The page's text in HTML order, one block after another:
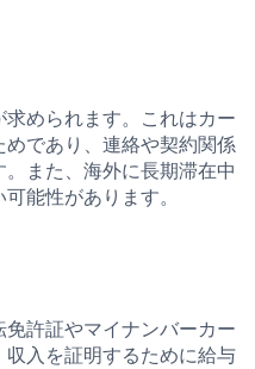
求められます。これはカー
めであり、連絡や契約関係
また、海外に長期滞在中
能性があります。
免許証やマイナンバーカー
収入を証明するために給与